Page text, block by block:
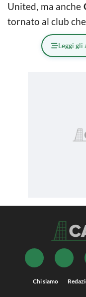
United, ma anche
tornato al club
Leggi
Chi siamo